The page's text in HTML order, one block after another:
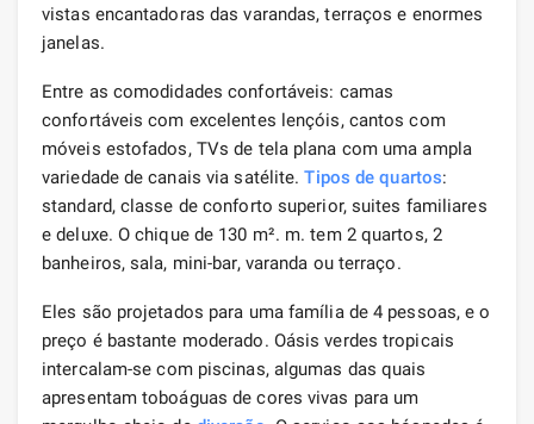
vistas encantadoras das varandas, terraços e enormes
janelas.
Entre as comodidades confortáveis: camas
confortáveis ​​com excelentes lençóis, cantos com
móveis estofados, TVs de tela plana com uma ampla
variedade de canais via satélite.Tipos de quartos:
standard, classe de conforto superior, suites familiares
e deluxe. O chique de 130 m². m. tem 2 quartos, 2
banheiros, sala, mini-bar, varanda ou terraço.
Eles são projetados para uma família de 4 pessoas, e o
preço é bastante moderado. Oásis verdes tropicais
intercalam-se com piscinas, algumas das quais
apresentam toboáguas de cores vivas para um